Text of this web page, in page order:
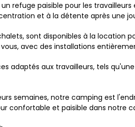
refuge paisible pour les
et à la détente après une
sont disponibles à la location
avec des installations
adaptés aux travailleurs, tels
semaines, notre camping est
confortable et paisible dans notre